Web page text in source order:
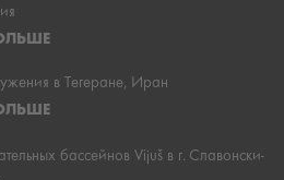
в Тегеране, Иран
бассейнов Vijuš в г. Славонски-